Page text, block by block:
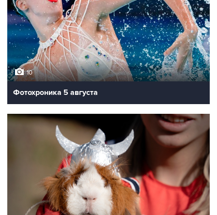
10
Фотохроника 5 августа